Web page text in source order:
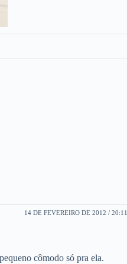
14 DE FEVEREIRO DE 2012 / 20:11
cômodo só pra ela.